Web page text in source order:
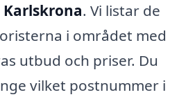
. Vi listar de
i området med
utbud och priser. Du
vilket postnummer i